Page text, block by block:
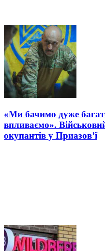
«Ми бачимо дуже
впливаємо».
окупантів у Приазов’ї